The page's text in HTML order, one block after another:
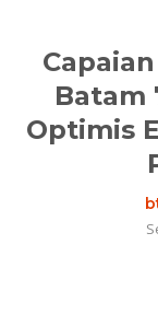
Batam
Optimis